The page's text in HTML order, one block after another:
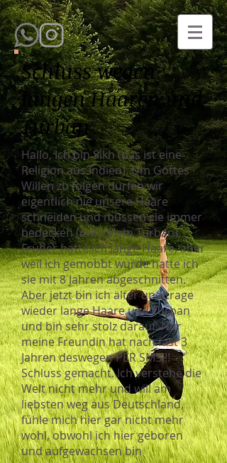
Schluss wegen
langen Haaren und
Turban
Hallo, Ich bin Sikh (das ist eine
Religion aus Indien). Um Gottes
Willen zu folgen dürfen wir
eigentlich nie unsere Haare
schneiden und müssen sie immer
bedecken (mit einem Turban).
Früher hatte ich lange Haare, aber
weil ich gemobbt wurde hatte ich
sie mit 8 Jahren abgeschnitten.
Aber jetzt bin ich älter und trage
wieder lange Haare und Turban
und bin sehr stolz darauf. Nur
meine Freundin hat nach fast 3
Jahren deswegen PER SMS!!!
Schluss gemacht. Ich verstehe die
Welt nicht mehr und will am
liebsten weg aus Deutschland,
fühle mich hier gar nicht mehr
wohl, obwohl ich hier geboren
und aufgewachsen bin